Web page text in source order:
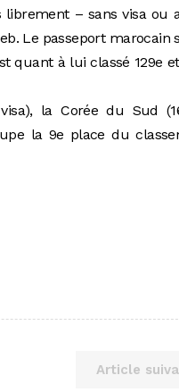
librement – sans visa ou
Le passeport marocain
quant à lui classé 129e
la Corée du Sud
la 9e place du
Article